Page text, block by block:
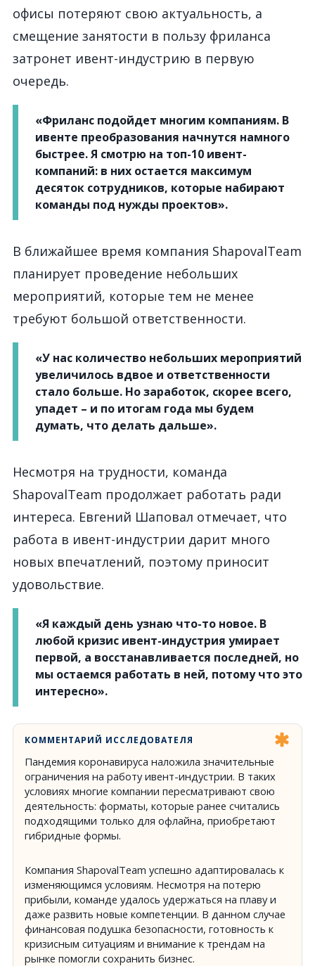
офисы потеряют свою актуальность, а
смещение занятости в пользу фриланса
затронет ивент-индустрию в первую
очередь.
«Фриланс подойдет многим компаниям. В
ивенте преобразования начнутся намного
быстрее. Я смотрю на топ-10 ивент-
компаний: в них остается максимум
десяток сотрудников, которые набирают
команды под нужды проектов».
В ближайшее время компания ShapovalTeam
планирует проведение небольших
мероприятий, которые тем не менее
требуют большой ответственности.
«У нас количество небольших мероприятий
увеличилось вдвое и ответственности
стало больше. Но заработок, скорее всего,
упадет – и по итогам года мы будем
думать, что делать дальше».
Несмотря на трудности, команда
ShapovalTeam продолжает работать ради
интереса. Евгений Шаповал отмечает, что
работа в ивент-индустрии дарит много
новых впечатлений, поэтому приносит
удовольствие.
«Я каждый день узнаю что-то новое. В
любой кризис ивент-индустрия умирает
первой, а восстанавливается последней, но
мы остаемся работать в ней, потому что это
интересно».
КОММЕНТАРИЙ ИССЛЕДОВАТЕЛЯ
Пандемия коронавируса наложила значительные
ограничения на работу ивент-индустрии. В таких
условиях многие компании пересматривают свою
деятельность: форматы, которые ранее считались
подходящими только для офлайна, приобретают
гибридные формы.
Компания ShapovalTeam успешно адаптировалась к
изменяющимся условиям. Несмотря на потерю
прибыли, команде удалось удержаться на плаву и
даже развить новые компетенции. В данном случае
финансовая подушка безопасности, готовность к
кризисным ситуациям и внимание к трендам на
рынке помогли сохранить бизнес.